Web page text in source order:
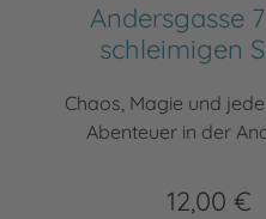
Andersgasse
schleimigen
Chaos, Magie und
Abenteuer in der
12,00 €